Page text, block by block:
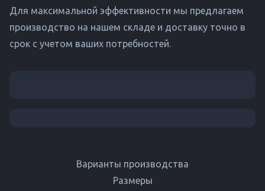
Для максимальной эффективности мы предлагаем
производство на нашем складе и доставку точно в
срок с учетом ваших потребностей.
Варианты производства
Размеры